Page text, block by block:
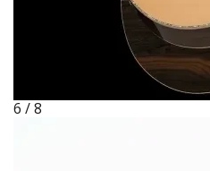
6 / 8